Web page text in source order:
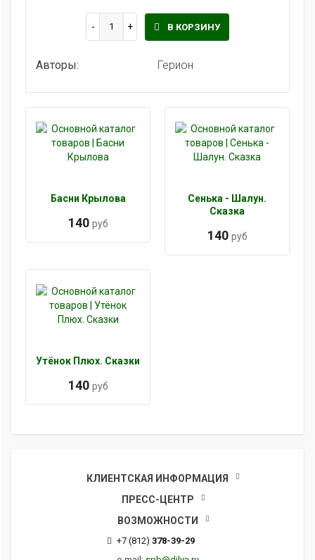
В КОРЗИНУ
Авторы: Герион
Басни Крылова
140 руб
Сенька - Шалун.
Сказка
140 руб
Утёнок Плюх. Сказки
140 руб
КЛИЕНТСКАЯ ИНФОРМАЦИЯ
ПРЕСС-ЦЕНТР
ВОЗМОЖНОСТИ
+7 (812) 378-39-29